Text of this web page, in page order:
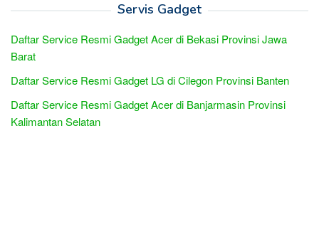
Servis Gadget
Daftar Service Resmi Gadget Acer di Bekasi Provinsi Jawa
Barat
Daftar Service Resmi Gadget LG di Cilegon Provinsi Banten
Daftar Service Resmi Gadget Acer di Banjarmasin Provinsi
Kalimantan Selatan